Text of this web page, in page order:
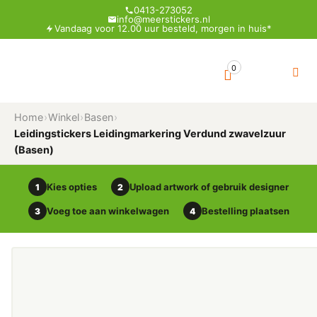
0413-273052
info@meerstickers.nl
Vandaag voor 12.00 uur besteld, morgen in huis*
0
Home›Winkel›Basen›
Leidingstickers Leidingmarkering Verdund zwavelzuur
(Basen)
1 Kies opties 2 Upload artwork of gebruik designer
3 Voeg toe aan winkelwagen 4 Bestelling plaatsen